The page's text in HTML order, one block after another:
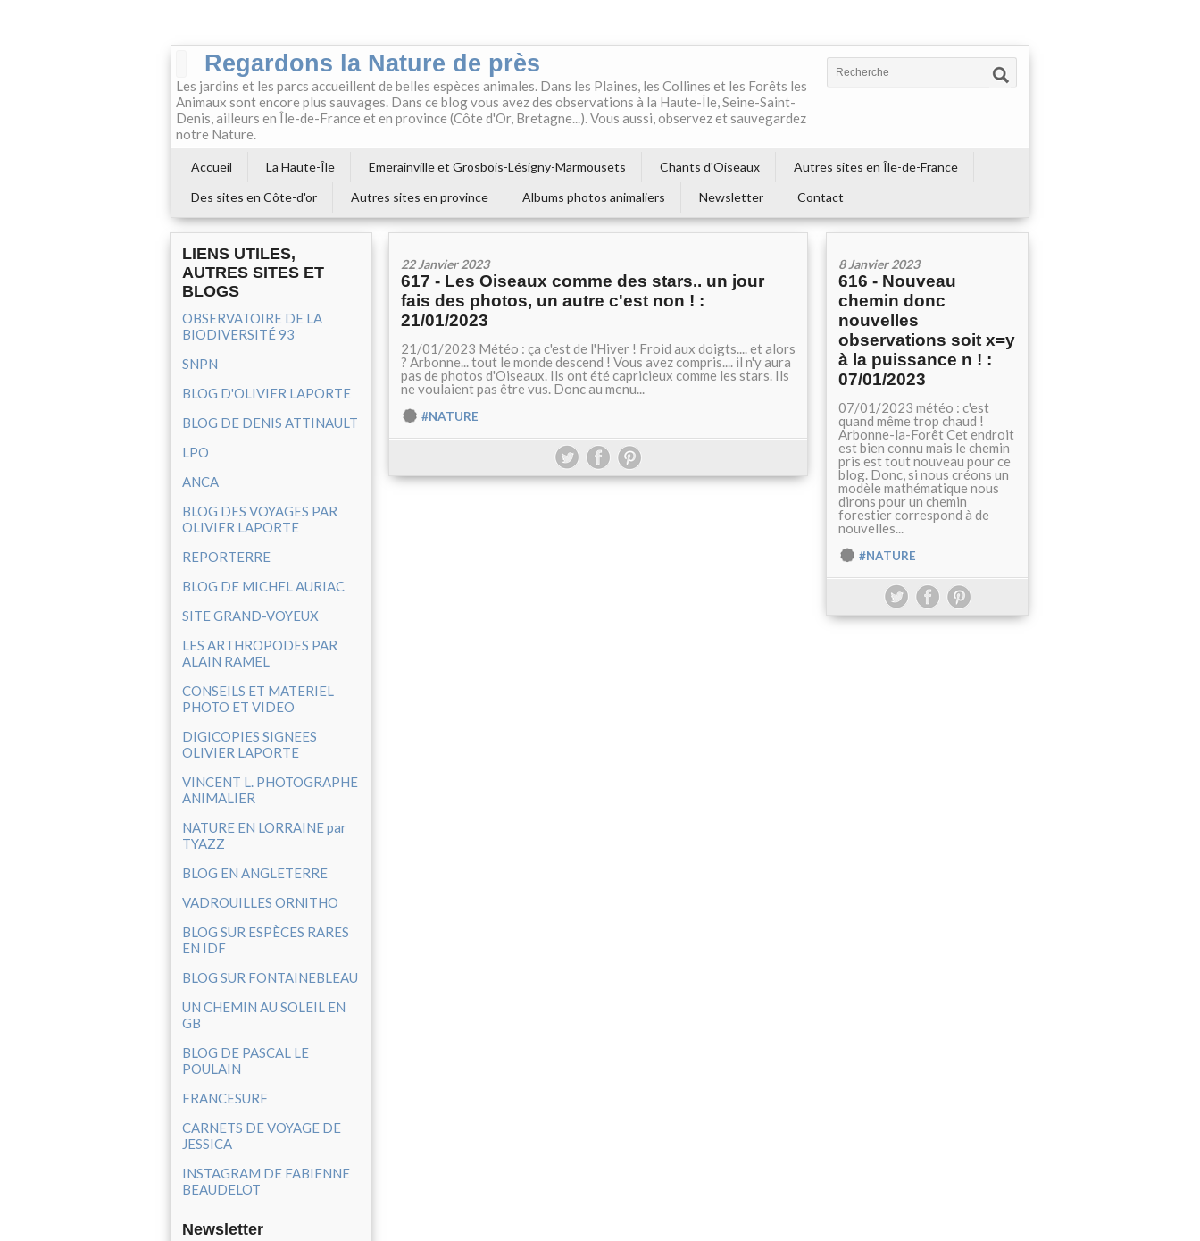
Regardons la Nature de près
Les jardins et les parcs accueillent de belles espèces animales. Dans les Plaines, les Collines et les Forêts les
Animaux sont encore plus sauvages. Dans ce blog vous avez des observations à la Haute-Île, Seine-Saint-
Denis, ailleurs en Île-de-France et en province (Côte d'Or, Bretagne...). Vous aussi, observez et sauvegardez
notre Nature.
Accueil La Haute-Île Emerainville et Grosbois-Lésigny-Marmousets Chants d'Oiseaux
Autres sites en Île-de-France
Des sites en Côte-d'or
Autres sites en province Albums photos animaliers Newsletter Contact
LIENS UTILES,
AUTRES SITES ET
BLOGS
OBSERVATOIRE DE LA
BIODIVERSITÉ 93
SNPN
BLOG D'OLIVIER LAPORTE
BLOG DE DENIS ATTINAULT
LPO
ANCA
BLOG DES VOYAGES PAR
OLIVIER LAPORTE
REPORTERRE
BLOG DE MICHEL AURIAC
SITE GRAND-VOYEUX
LES ARTHROPODES PAR
ALAIN RAMEL
CONSEILS ET MATERIEL
PHOTO ET VIDEO
DIGICOPIES SIGNEES
OLIVIER LAPORTE
VINCENT L. PHOTOGRAPHE
ANIMALIER
NATURE EN LORRAINE par
TYAZZ
BLOG EN ANGLETERRE
VADROUILLES ORNITHO
BLOG SUR ESPÈCES RARES
EN IDF
BLOG SUR FONTAINEBLEAU
UN CHEMIN AU SOLEIL EN
GB
BLOG DE PASCAL LE
POULAIN
FRANCESURF
CARNETS DE VOYAGE DE
JESSICA
INSTAGRAM DE FABIENNE
BEAUDELOT
Newsletter
22 Janvier 2023
617 - Les Oiseaux comme des stars.. un jour
fais des photos, un autre c'est non ! :
21/01/2023
21/01/2023 Météo : ça c'est de l'Hiver ! Froid aux doigts.... et alors
? Arbonne... tout le monde descend ! Vous avez compris.... il n'y aura
pas de photos d'Oiseaux. Ils ont été capricieux comme les stars. Ils
ne voulaient pas être vus. Donc au menu...
#NATURE
8 Janvier 2023
616 - Nouveau
chemin donc
nouvelles
observations soit x=y
à la puissance n ! :
07/01/2023
07/01/2023 météo : c'est
quand même trop chaud !
Arbonne-la-Forêt Cet endroit
est bien connu mais le chemin
pris est tout nouveau pour ce
blog. Donc, si nous créons un
modèle mathématique nous
dirons pour un chemin
forestier correspond à de
nouvelles...
#NATURE